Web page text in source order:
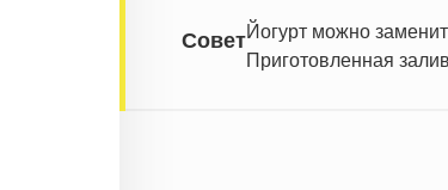
СоветЙогурт можно
Приготовленная